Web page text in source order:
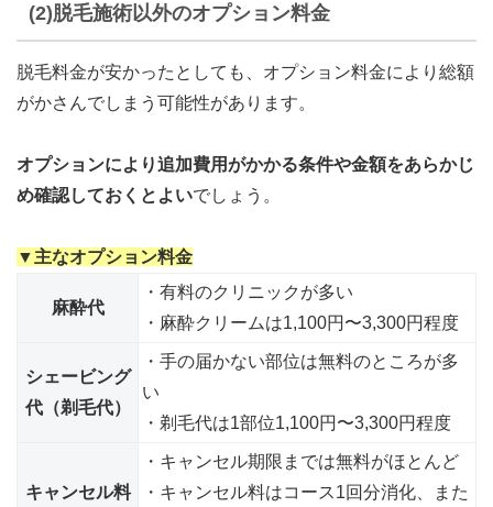
(2)脱毛施術以外のオプション料金
脱毛料金が安かったとしても、オプション料金により総額
がかさんでしまう可能性があります。
オプションにより追加費用がかかる条件や金額をあらかじ
め確認しておくとよいでしょう。
▼主なオプション料金
麻酔代
・有料のクリニックが多い
・麻酔クリームは1,100円〜3,300円程度
シェービング
代（剃毛代）
・手の届かない部位は無料のところが多
い
・剃毛代は1部位1,100円〜3,300円程度
キャンセル料
・キャンセル期限までは無料がほとんど
・キャンセル料はコース1回分消化、また